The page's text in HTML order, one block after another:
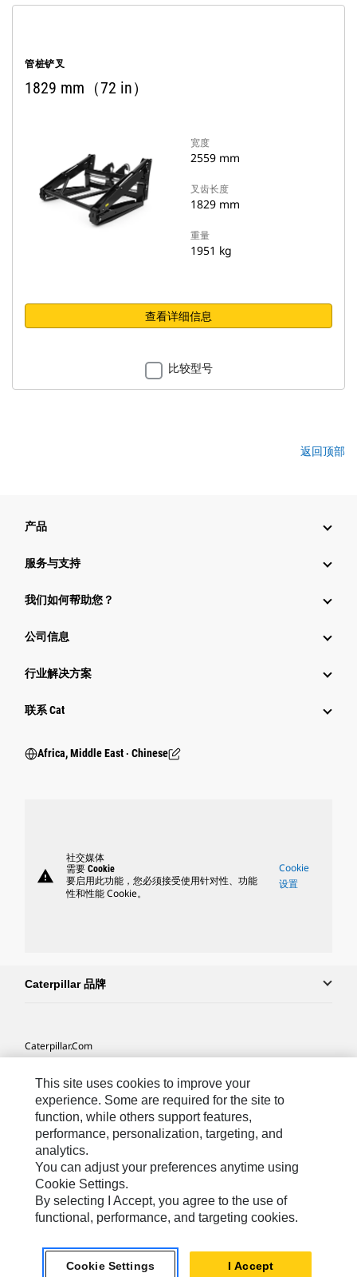
管桩铲叉
1829 mm（72 in）
宽度
2559 mm
叉齿长度
1829 mm
重量
1951 kg
查看详细信息
比较型号
返回顶部
产品
服务与支持
我们如何帮助您？
公司信息
行业解决方案
行业
联系 Cat
Africa, Middle East ‧ Chinese
warning
社交媒体
需要 Cookie
要启用此功能，您必须接受使用针对性、功能
性和性能 Cookie。
Cookie
设置
Caterpillar 品牌
Caterpillar.com
我的营销首选项
站点地图
Cookie Settings
法律
隐私
Africa, Middle East ‧ Chinese© 2026 Caterpillar. 保留所有权利
This site uses cookies to improve your
experience. Some are required for the site to
function, while others support features,
performance, personalization, targeting, and
analytics.
You can adjust your preferences anytime using
Cookie Settings.
By selecting I Accept, you agree to the use of
functional, performance, and targeting cookies.
Cookie Settings I Accept